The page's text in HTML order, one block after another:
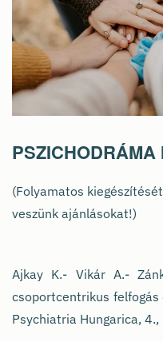
PSZICHODRÁMA
(Folyamatos
veszünk ajánlásokat!)
Ajkay K.- Vikár A.-
csoportcentrikus felfogás
Psychiatria Hungarica,